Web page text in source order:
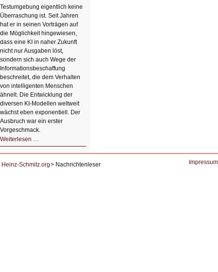
Klick
Testumgebung eigentlich keine
Überraschung ist. Seit Jahren
hat er in seinen Vorträgen auf
die Möglichkeit hingewiesen,
dass eine KI in naher Zukunft
nicht nur Ausgaben löst,
sondern sich auch Wege der
Informationsbeschaffung
beschreitet, die dem Verhalten
von intelligenten Menschen
ähnelt. Die Entwicklung der
diversen KI-Modellen weltweit
wächst eben exponentiell. Der
Ausbruch war ein erster
Vorgeschmack.
Weiterlesen …
Der
KI
Heinz-Schmitz.org Nachrichtenleser Impressum